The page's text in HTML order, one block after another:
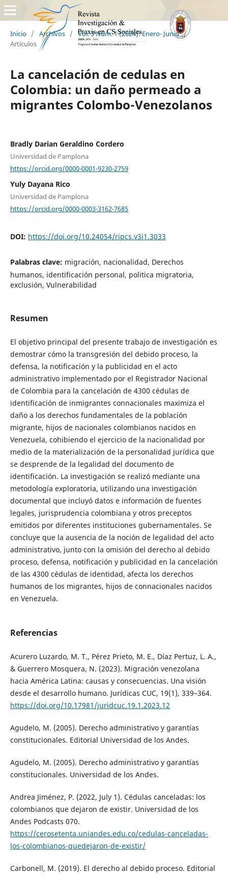
Inicio / Archivos / Vol. 3 Núm. 1 (2024): Enero- Junio /
Artículos
La cancelación de cedulas en
Colombia: un daño permeado a
migrantes Colombo-Venezolanos
Bradly Darian Geraldino Cordero
Universidad de Pamplona
https://orcid.org/0000-0001-9230-2759
Yuly Dayana Rico
Universidad de Pamplona
https://orcid.org/0000-0003-3162-7685
DOI: https://doi.org/10.24054/ripcs.v3i1.3033
Palabras clave: migración, nacionalidad, Derechos
humanos, identificación personal, politica migratoria,
exclusión, Vulnerabilidad
Resumen
El objetivo principal del presente trabajo de investigación es
demostrar cómo la transgresión del debido proceso, la
defensa, la notificación y la publicidad en el acto
administrativo implementado por el Registrador Nacional
de Colombia para la cancelación de 4300 cédulas de
identificación de inmigrantes connacionales maximiza el
daño a los derechos fundamentales de la población
migrante, hijos de nacionales colombianos nacidos en
Venezuela, cohibiendo el ejercicio de la nacionalidad por
medio de la materialización de la personalidad jurídica que
se desprende de la legalidad del documento de
identificación. La investigación se realizó mediante una
metodología exploratoria, utilizando una investigación
documental que incluyó datos e información de fuentes
legales, jurisprudencia colombiana y otros preceptos
emitidos por diferentes instituciones gubernamentales. Se
concluye que la ausencia de la noción de legalidad del acto
administrativo, junto con la omisión del derecho al debido
proceso, defensa, notificación y publicidad en la cancelación
de las 4300 cédulas de identidad, afecta los derechos
humanos de los migrantes, hijos de connacionales nacidos
en Venezuela.
Referencias
Acurero Luzardo, M. T., Pérez Prieto, M. E., Díaz Pertuz, L. A.,
& Guerrero Mosquera, N. (2023). Migración venezolana
hacia América Latina: causas y consecuencias. Una visión
desde el desarrollo humano. Jurídicas CUC, 19(1), 339–364.
https://doi.org/10.17981/juridcuc.19.1.2023.12
Agudelo, M. (2005). Derecho administrativo y garantías
constitucionales. Editorial Universidad de los Andes.
Agudelo, M. (2005). Derecho administrativo y garantías
constitucionales. Universidad de los Andes.
Andrea Jiménez, P. (2022, July 1). Cédulas canceladas: los
colombianos que dejaron de existir. Universidad de los
Andes Podcasts 070.
https://cerosetenta.uniandes.edu.co/cedulas-canceladas-
los-colombianos-quedejaron-de-existir/
Carbonell, M. (2019). El derecho al debido proceso. Editorial